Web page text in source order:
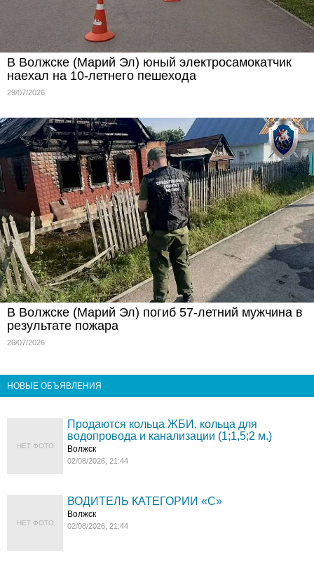
В Волжске (Марий Эл) юный электросамокатчик
наехал на 10-летнего пешехода
29/07/2026
В Волжске (Марий Эл) погиб 57-летний мужчина в
результате пожара
26/07/2026
НОВЫЕ ОБЪЯВЛЕНИЯ
НЕТ ФОТО
Продаются кольца ЖБИ, кольца для
водопровода и канализации (1;1,5;2 м.)
Волжск
02/08/2026, 21:44
НЕТ ФОТО
ВОДИТЕЛЬ КАТЕГОРИИ «C»
Волжск
02/08/2026, 21:44